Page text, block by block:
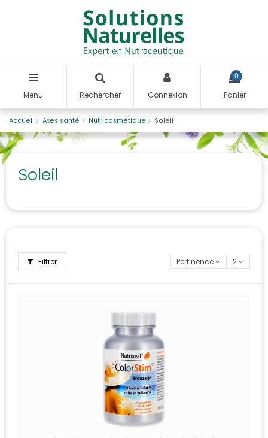
Menu Rechercher Connexion
0
Panier
Accueil Axes santé Nutricosmétique Soleil
Soleil
Filtrer Pertinence 2